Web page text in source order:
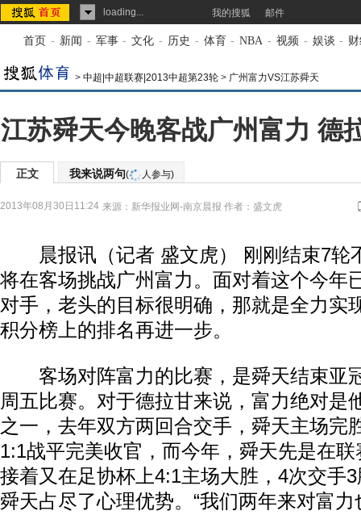
loading... 我的搜狐 邮件
首页 - 新闻 - 军事 - 文化 - 历史 - 体育 - NBA - 视频 - 娱谈 -
> 中超|中超联赛|2013中超第23轮 > 广州富力VS江苏舜天
江苏舜天今晚客战广州富力 德
正文 我来说两句( 人参与)
2013年08月30日11:24 来源： 新华报业网-南京晨报 作者：盛文虎
晨报讯（记者 盛文虎） 刚刚结束7轮
将在客场挑战广州富力。面对着这个今年
对手，老头的目标很明确，那就是全力实
积分榜上的排名再进一步。
客场对阵富力的比赛，是舜天结束亚
周五比赛。对于德拉甘来说，富力绝对是
之一，去年双方两回合交手，舜天主场完
1:1战平完美收官，而今年，舜天先是在
接着又在足协杯上4:1主场大胜，4次交手
舜天占尽了心理优势。“我们两年来对富